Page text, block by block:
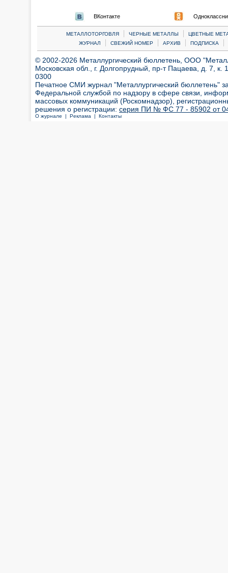
ВКонтакте
МЕТАЛЛОТОРГОВЛЯ | ЧЕРНЫЕ МЕТАЛЛЫ |
ЦВЕТНЫЕ
ЖУРНАЛ
| СВЕЖИЙ НОМЕР | АРХИВ | ПОДПИСКА |
© 2002-2026 Металлургический бюллетень, ООО
Московская обл., г. Долгопрудный, пр-т Пацаева, д. 7,
0300
Печатное СМИ журнал "Металлургический бюллетень"
Федеральной службой по надзору в сфере связи,
массовых коммуникаций (Роскомнадзор),
решения о регистрации: серия ПИ № ФС 77 - 85902 от 04
О журнале | Реклама | Контакты